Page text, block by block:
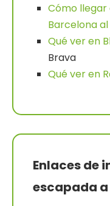
Cómo
Barcelona
Qué ver en
Brava
Qué ver en
Enlaces de
escapada